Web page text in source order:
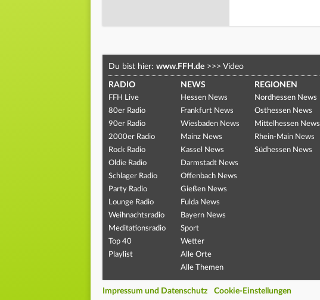
Du bist hier: www.FFH.de >>> Video
RADIO
FFH Live
80er Radio
90er Radio
2000er Radio
Rock Radio
Oldie Radio
Schlager Radio
Party Radio
Lounge Radio
Weihnachtsradio
Meditationsradio
Top 40
Playlist
NEWS
Hessen News
Frankfurt News
Wiesbaden News
Mainz News
Kassel News
Darmstadt News
Offenbach News
Gießen News
Fulda News
Bayern News
Sport
Wetter
Alle Orte
Alle Themen
REGIONEN
Nordhessen News
Osthessen News
Mittelhessen News
Rhein-Main News
Südhessen News
Impressum und Datenschutz Cookie-Einstellungen